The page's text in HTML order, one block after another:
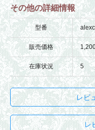
その他の詳細情報
型番
販売価格
在庫状況 5
レビ
レ